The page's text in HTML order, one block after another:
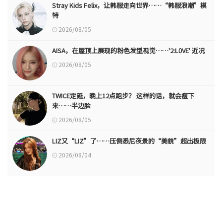
Stray Kids Felix，让韩服走向世界……“韩服浪潮”模
特
2026/08/05
AISA，在屋顶上展现的粉色发型视觉……'2:L0VE' 近况
2026/08/05
TWICE定延，晚上12点跑步？ 这样的话，就会瘦下
来……半边脸
2026/08/05
LIZ又“LIZ”了……压倒悉尼夜景的“美貌”超出极限
2026/08/04